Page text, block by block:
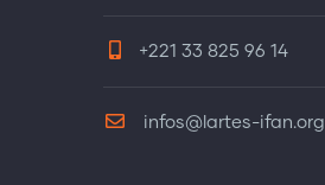
+221 33 825 96 14
infos@lartes-ifan.org